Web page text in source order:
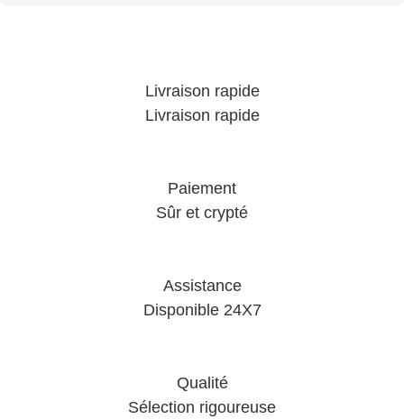
Livraison rapide
Livraison rapide
Paiement
Sûr et crypté
Assistance
Disponible 24X7
Qualité
Sélection rigoureuse